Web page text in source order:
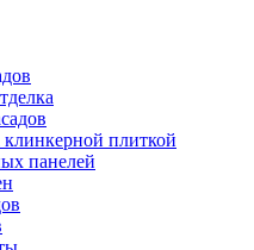
клинкерной плиткой
панелей